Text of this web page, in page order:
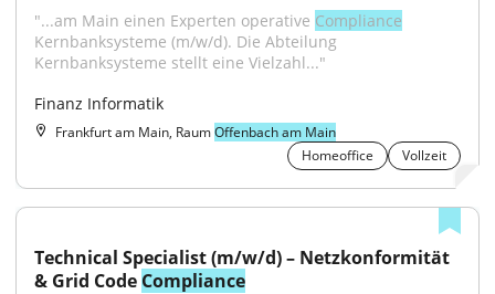
"...am Main einen Experten operative Compliance
Kernbanksysteme (m/w/d). Die Abteilung
Kernbanksysteme stellt eine Vielzahl..."
Finanz Informatik
Frankfurt am Main, RaumOffenbach am Main
Homeoffice
Vollzeit
Technical Specialist (m/w/d) – Netzkonformität
& Grid Code Compliance